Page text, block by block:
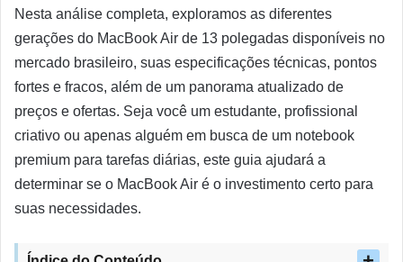
Nesta análise completa, exploramos as diferentes
gerações do MacBook Air de 13 polegadas disponíveis no
mercado brasileiro, suas especificações técnicas, pontos
fortes e fracos, além de um panorama atualizado de
preços e ofertas. Seja você um estudante, profissional
criativo ou apenas alguém em busca de um notebook
premium para tarefas diárias, este guia ajudará a
determinar se o MacBook Air é o investimento certo para
suas necessidades.